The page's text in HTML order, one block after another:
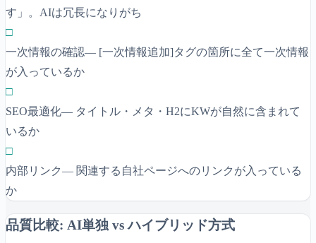
す」。AIは冗長になりがち
□
一次情報の確認— [一次情報追加]タグの箇所に全て一次情報
が入っているか
□
SEO最適化— タイトル・メタ・H2にKWが自然に含まれて
いるか
□
内部リンク— 関連する自社ページへのリンクが入っている
か
品質比較: AI単独 vs ハイブリッド方式